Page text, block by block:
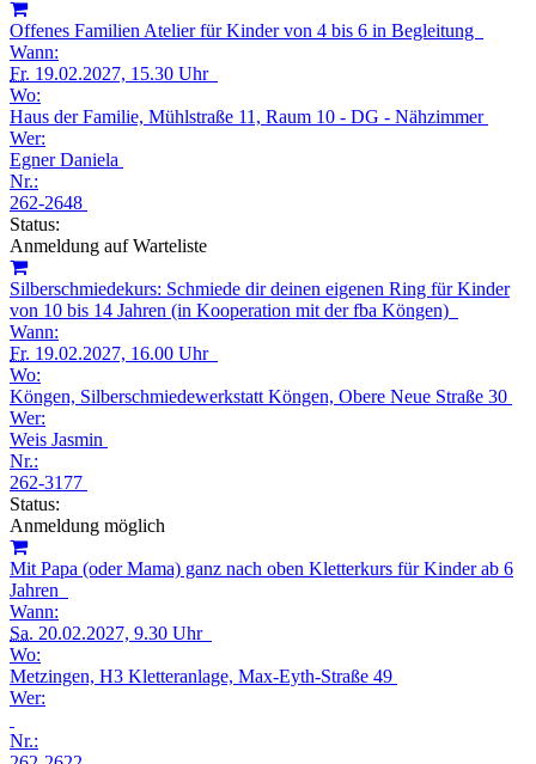
Offenes Familien Atelier für Kinder von 4 bis 6 in Begleitung
Wann:
Fr. 19.02.2027, 15.30 Uhr
Wo:
Haus der Familie, Mühlstraße 11, Raum 10 - DG - Nähzimmer
Wer:
Egner Daniela
Nr.:
262-2648
Status:
Anmeldung auf Warteliste
Silberschmiedekurs: Schmiede dir deinen eigenen Ring für Kinder
von 10 bis 14 Jahren (in Kooperation mit der fba Köngen)
Wann:
Fr. 19.02.2027, 16.00 Uhr
Wo:
Köngen, Silberschmiedewerkstatt Köngen, Obere Neue Straße 30
Wer:
Weis Jasmin
Nr.:
262-3177
Status:
Anmeldung möglich
Mit Papa (oder Mama) ganz nach oben Kletterkurs für Kinder ab 6
Jahren
Wann:
Sa. 20.02.2027, 9.30 Uhr
Wo:
Metzingen, H3 Kletteranlage, Max-Eyth-Straße 49
Wer:
Nr.: